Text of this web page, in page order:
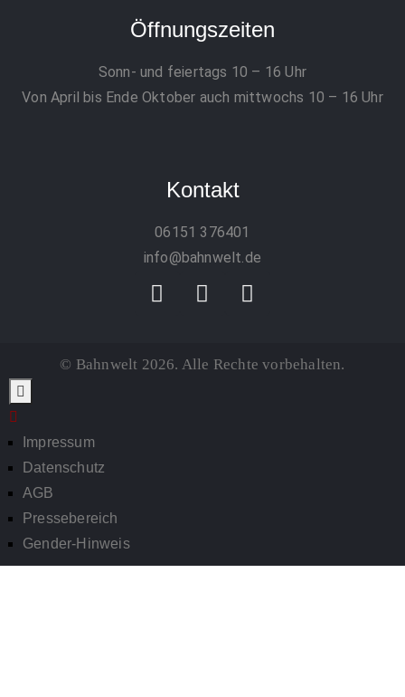
Öffnungszeiten
Sonn- und feiertags 10 – 16 Uhr
Von April bis Ende Oktober auch mittwochs 10 – 16 Uhr
Kontakt
06151 376401
info@bahnwelt.de
© Bahnwelt 2026. Alle Rechte vorbehalten.
Impressum
Datenschutz
AGB
Pressebereich
Gender-Hinweis